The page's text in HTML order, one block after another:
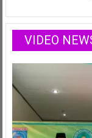
VIDEO